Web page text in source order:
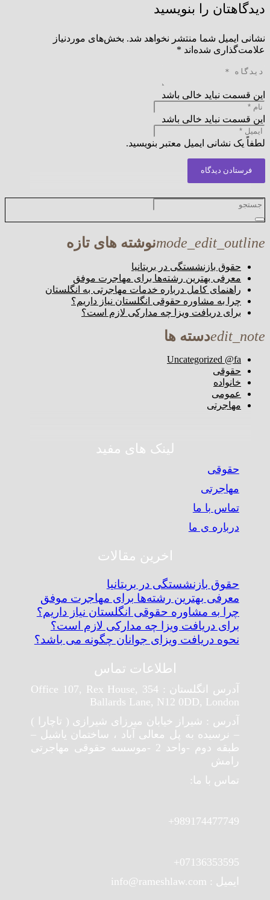
دیدگاهتان را بنویسید
نشانی ایمیل شما منتشر نخواهد شد. بخش‌های موردنیاز
علامت‌گذاری شده‌اند *
این قسمت نباید خالی باشد
این قسمت نباید خالی باشد
لطفاً یک نشانی ایمیل معتبر بنویسید.
فرستادن دیدگاه
mode_edit_outlineنوشته های تازه
حقوق بازنشستگی در بریتانیا
معرفی بهترین رشته‌ها برای مهاجرت موفق
راهنمای کامل درباره خدمات مهاجرتی به انگلستان
چرا به مشاوره حقوقی انگلستان نیاز داریم؟
برای دریافت ویزا چه مدارکی لازم است؟
edit_noteدسته ها
Uncategorized @fa
حقوقی
خانواده
عمومی
مهاجرتی
لینک های مفید
حقوقی
مهاجرتی
تماس با ما
درباره ی ما
اخرین مقالات
حقوق بازنشستگی در بریتانیا
معرفی بهترین رشته‌ها برای مهاجرت موفق
چرا به مشاوره حقوقی انگلستان نیاز داریم؟
برای دریافت ویزا چه مدارکی لازم است؟
نحوه دریافت ویزای جوانان چگونه می باشد؟
اطلاعات تماس
آدرس انگلستان : Office 107, Rex House, 354
Ballards Lane, N12 0DD, London
آدرس : شیراز خیابان میرزای شیرازی ( تاچارا )
– نرسیده به پل معالی آباد ، ساختمان یاشیل –
طبقه دوم -واحد 2 -موسسه حقوقی مهاجرتی
رامش
تماس با ما:
989174477749+
07136353595+
ایمیل : info@rameshlaw.com